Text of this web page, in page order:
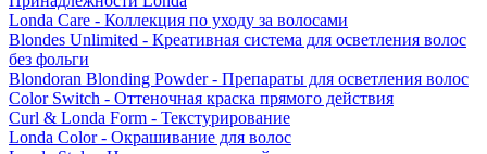
Londa Care - Коллекция по уходу за волосами
Blondes Unlimited - Креативная система для осветления волос
без фольги
Blondoran Blonding Powder - Препараты для осветления волос
Color Switch - Оттеночная краска прямого действия
Curl & Londa Form - Текстурирование
Londa Color - Окрашивание для волос